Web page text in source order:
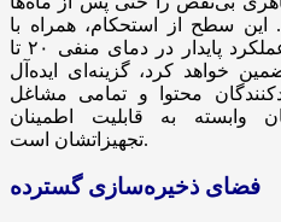
سطح از استحکام، همراه با
سیستم خنک‌کننده تطبیقی که عملکرد پایدار در دمای منفی ۲۰ تا
تضمین خواهد کرد، گزینه‌ای ایده‌آل
محتوا و تمامی مشاغل
به قابلیت اطمینان
تجهیزاتشان است.
فضای ذخیره‌سازی گسترده